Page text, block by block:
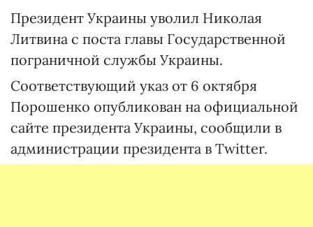
Президент Украины уволил Николая
Литвина с поста главы Государственной
пограничной службы Украины.
Соответствующий указ от 6 октября
Порошенко опубликован на официальной
сайте президента Украины, сообщили в
администрации президента в Twitter.